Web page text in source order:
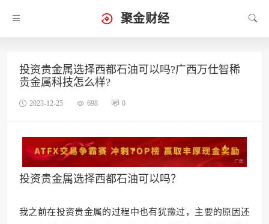
聚金财经
投资贵金属选择西都石油可以吗?广西万仕智稀
贵金属科技怎么样?
2023-12-25 698 0
投资贵金属选择西都石油可以吗？
我之前在投资贵金属的过程中也有犹豫过，主要的原因还